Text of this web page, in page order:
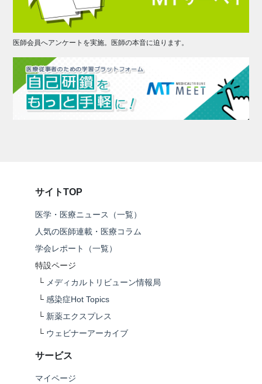
医師会員へアンケートを実施。医師の本音に迫ります。
サイトTOP
医学・医療ニュース（一覧）
人気の医師連載・医療コラム
学会レポート（一覧）
特設ページ
└ メディカルトリビューン情報局
└ 感染症Hot Topics
└ 新薬エクスプレス
└ ウェビナーアーカイブ
サービス
マイページ